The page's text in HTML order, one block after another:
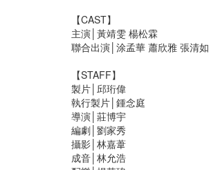
【CAST】
主演│黃靖雯 楊松霖
聯合出演│涂孟華 蕭欣雅 張清如
【STAFF】
製片│邱珩偉
執行製片│鍾念庭
導演│莊博宇
編劇│劉家秀
攝影│林嘉葦
成音│林允浩